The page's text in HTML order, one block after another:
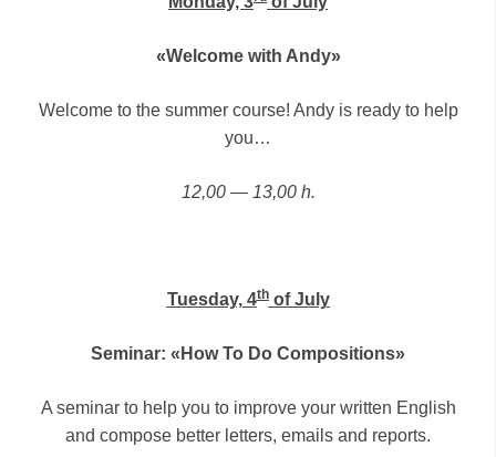
«Welcome with Andy»
Welcome to the summer course! Andy is ready to help
you…
12,00 — 13,00 h.
Tuesday, 4thof July
Seminar: «How To Do Compositions»
A seminar to help you to improve your written English
and compose better letters, emails and reports.